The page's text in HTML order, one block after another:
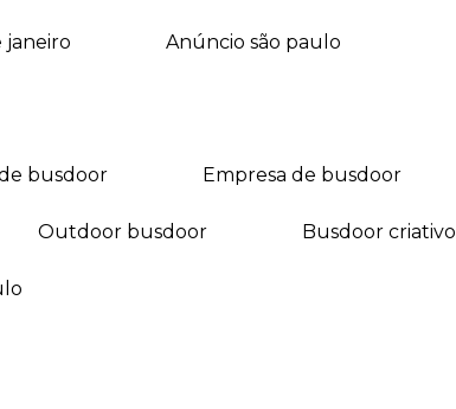
janeiro anúncio são paulo
busdoor empresa de busdoor
outdoor busdoor busdoor criativo